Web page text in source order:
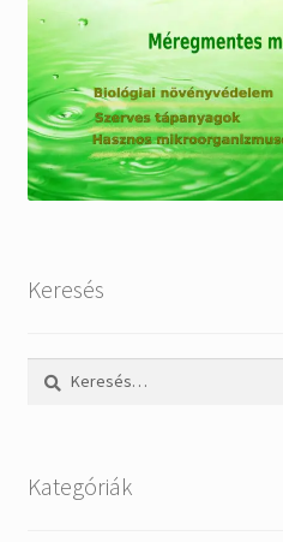
Keresés
Kategóriák